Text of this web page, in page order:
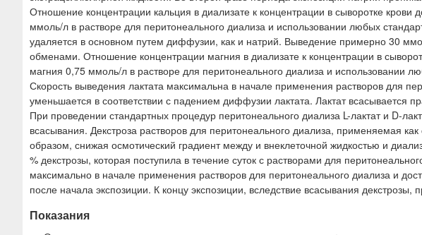
Отношение концентрации кальция в диализате к концентрации в сыворотке крови
ммоль/л в растворе для перитонеального диализа и использовании любых
удаляется в основном путем диффузии, как и натрий. Выведение примерно 30
обменами. Отношение концентрации магния в диализате к концентрации в
магния 0,75 ммоль/л в растворе для перитонеального диализа и использовании
Скорость выведения лактата максимальна в начале применения растворов для
уменьшается в соответствии с падением диффузии лактата. Лактат всасывается
При проведении стандартных процедур перитонеального диализа L-лактат и D-
всасывания. Декстроза растворов для перитонеального диализа, применяемая
образом, снижая осмотический градиент между и внеклеточной жидкостью и
% декстрозы, которая поступила в течение суток с растворами для
максимально в начале применения растворов для перитонеального диализа и
после начала экспозиции. К концу экспозиции, вследствие всасывания
Показания